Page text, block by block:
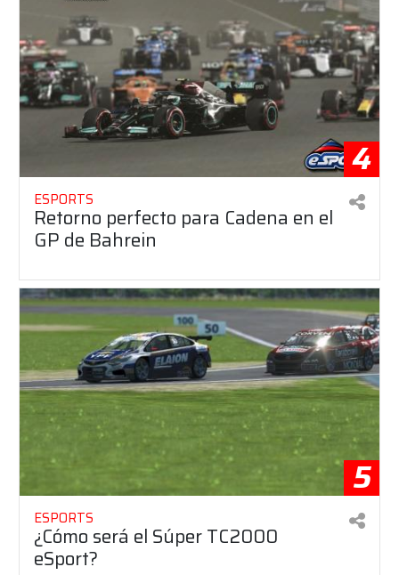
4
ESPORTS
Retorno perfecto para Cadena en el
GP de Bahrein
5
ESPORTS
¿Cómo será el Súper TC2000
eSport?